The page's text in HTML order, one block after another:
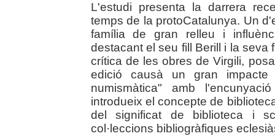
L'estudi presenta la darrera
temps de la protoCatalunya. Un
família de gran relleu i
destacant el seu fill Berill i la seva
crítica de les obres de Virgili,
edició causà un gran
numismàtica" amb
introdueix el concepte de
del significat de biblioteca i
col·leccions bibliogràfiques